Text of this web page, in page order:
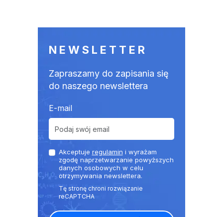
NEWSLETTER
Zapraszamy do zapisania się
do naszego newslettera
E-mail
Akceptuje regulamin i wyrażam
zgodę naprzetwarzanie powyższych
danych osobowych w celu
otrzymywania newslettera.